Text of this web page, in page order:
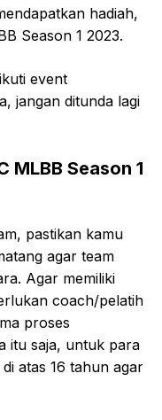
hadiah,
Season 1 2023.
event
jangan ditunda lagi
MLBB Season 1
pastikan kamu
agar team
Agar memiliki
coach/pelatih
proses
itu saja, untuk para
atas 16 tahun agar